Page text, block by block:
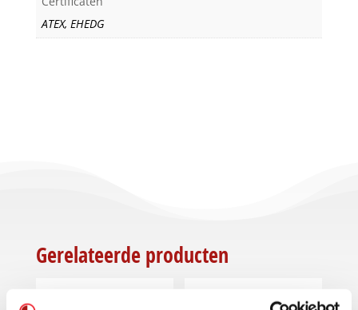
ATEX, EHEDG
Gerelateerde producten